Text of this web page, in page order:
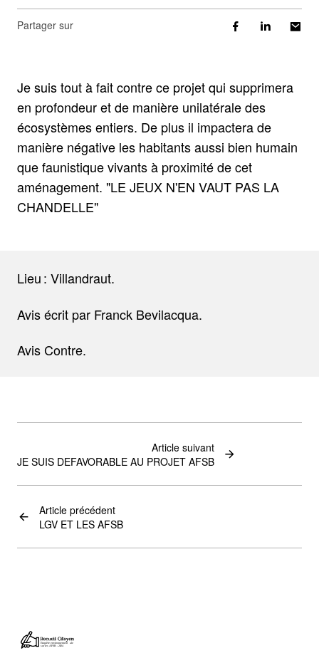
Partager sur
Je suis tout à fait contre ce projet qui supprimera
en profondeur et de manière unilatérale des
écosystèmes entiers. De plus il impactera de
manière négative les habitants aussi bien humain
que faunistique vivants à proximité de cet
aménagement. "LE JEUX N'EN VAUT PAS LA
CHANDELLE"
Lieu : Villandraut.
Avis écrit par Franck Bevilacqua.
Avis Contre.
Article précédent
LGV ET LES AFSB
Article suivant
JE SUIS DEFAVORABLE AU PROJET AFSB